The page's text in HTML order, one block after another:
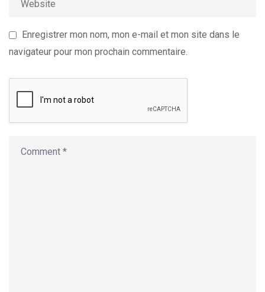
Enregistrer mon nom, mon e-mail et mon site dans le
navigateur pour mon prochain commentaire.